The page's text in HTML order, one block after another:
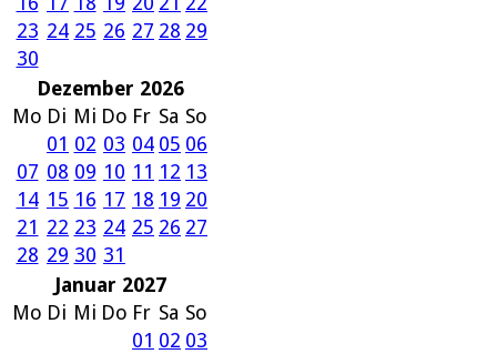
23 24 25 26 27 28 29
30
Dezember 2026
Mo Di Mi Do Fr Sa So
01 02 03 04 05 06
07 08 09 10 11 12 13
14 15 16 17 18 19 20
21 22 23 24 25 26 27
28 29 30 31
Januar 2027
Mo Di Mi Do Fr Sa So
01 02 03